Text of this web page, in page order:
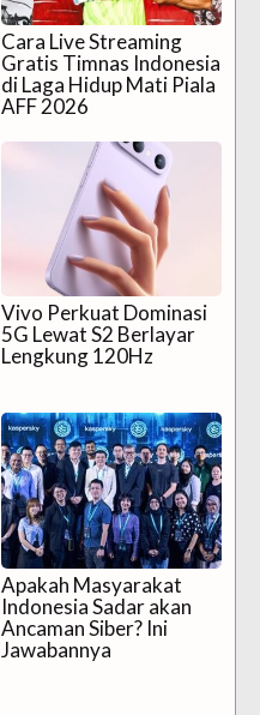
Cara Live Streaming
Gratis Timnas Indonesia
di Laga Hidup Mati Piala
AFF 2026
Vivo Perkuat Dominasi
5G Lewat S2 Berlayar
Lengkung 120Hz
Apakah Masyarakat
Indonesia Sadar akan
Ancaman Siber? Ini
Jawabannya